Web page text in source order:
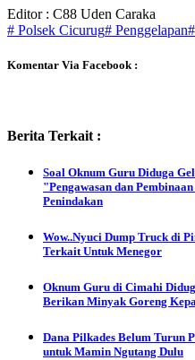
Editor : C88 Uden Caraka
# Polsek Cicurug# Penggelapan
Komentar Via Facebook :
Berita Terkait :
Soal Oknum Guru Diduga
"Pengawasan dan
Penindakan
Wow..Nyuci Dump Truck di
Terkait Untuk Menegor
Oknum Guru di Cimahi
Berikan Minyak Goreng
Dana Pilkades Belum Turun
untuk Mamin Ngutang Dulu